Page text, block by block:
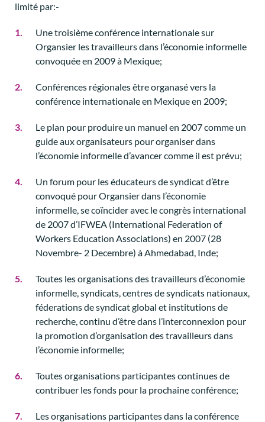
limité par:-
Une troisième conférence internationale sur
Organsier les travailleurs dans l’économie informelle
convoquée en 2009 à Mexique;
Conférences régionales être organasé vers la
conférence internationale en Mexique en 2009;
Le plan pour produire un manuel en 2007 comme un
guide aux organisateurs pour organiser dans
l’économie informelle d’avancer comme il est prévu;
Un forum pour les éducateurs de syndicat d’être
convoqué pour Organsier dans l’économie
informelle, se coïncider avec le congrès international
de 2007 d’IFWEA (International Federation of
Workers Education Associations) en 2007 (28
Novembre- 2 Decembre) à Ahmedabad, Inde;
Toutes les organisations des travailleurs d’économie
informelle, syndicats, centres de syndicats nationaux,
féderations de syndicat global et institutions de
recherche, continu d’être dans l’interconnexion pour
la promotion d’organisation des travailleurs dans
l’économie informelle;
Toutes organisations participantes continues de
contribuer les fonds pour la prochaine conférence;
Les organisations participantes dans la conférence